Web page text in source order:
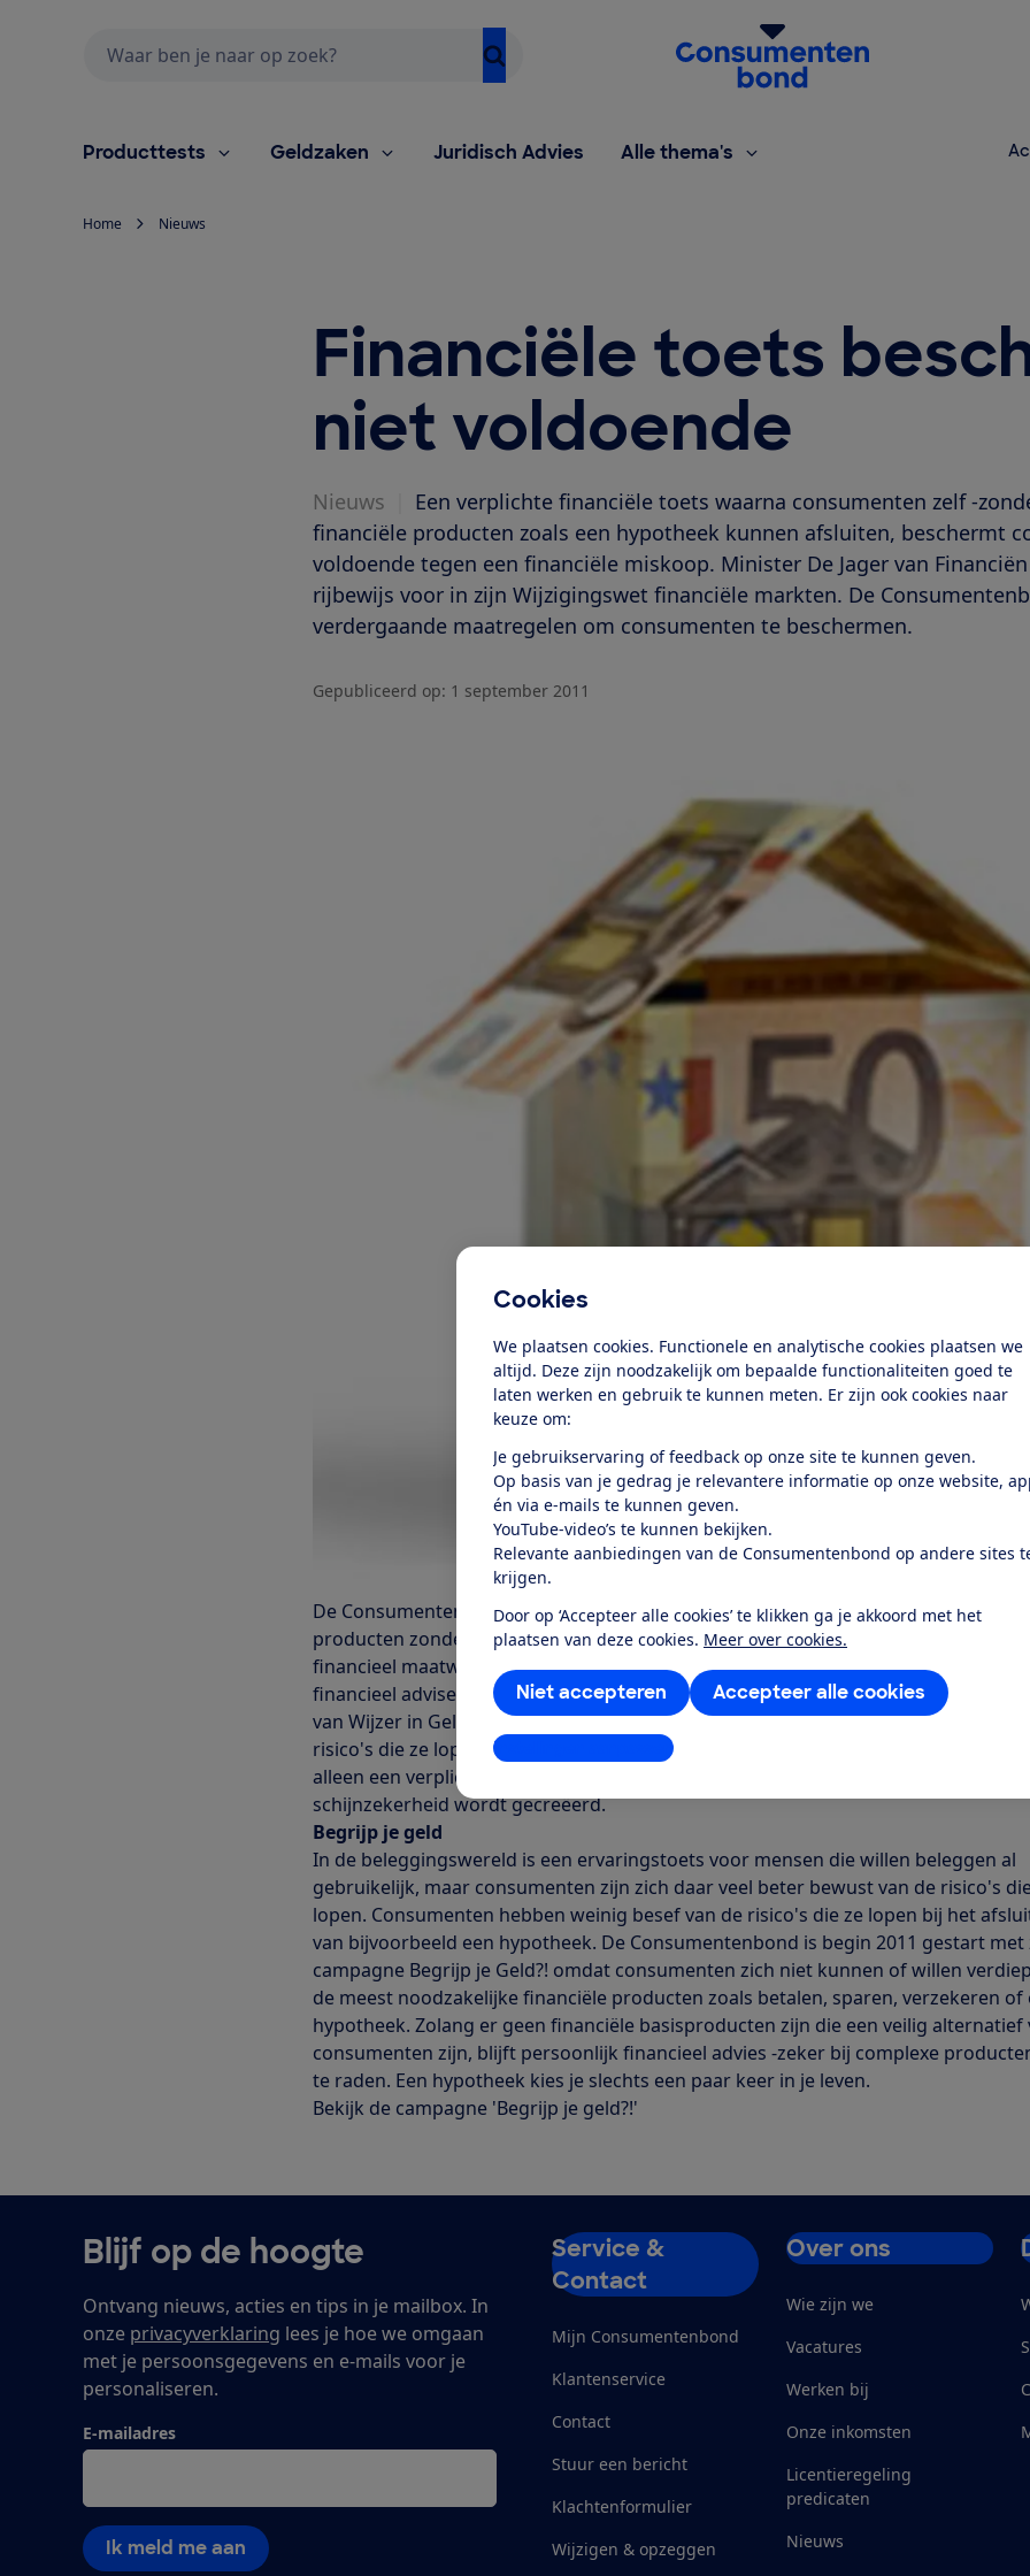
Cookies
We plaatsen cookies. Functionele en analytische cookies plaatsen we
altijd. Deze zijn noodzakelijk om bepaalde functionaliteiten goed te
laten werken en gebruik te kunnen meten. Er zijn ook cookies naar
keuze om:
Je gebruikservaring of feedback op onze site te kunnen geven.
Op basis van je gedrag je relevantere informatie op onze website,
én via e-mails te kunnen geven.
YouTube-video’s te kunnen bekijken.
Relevante aanbiedingen van de Consumentenbond op andere sites
krijgen.
Door op ‘Accepteer alle cookies’ te klikken ga je akkoord met het
plaatsen van deze cookies. Meer over cookies.
Accepteer alle cookies
Niet accepteren
Instellingen aanpassen
Homepage van de Consumentenbond
Producttests Geldzaken Juridisch Advies Alle thema's
Home Nieuws
Financiële toets
niet voldoende
Nieuws
Een verplichte financiële toets waarna consumenten zelf -
financiële producten zoals een hypotheek kunnen afsluiten, beschermt
voldoende tegen een financiële miskoop. Minister De Jager van
rijbewijs voor in zijn Wijzigingswet financiële markten. De
verdergaande maatregelen om consumenten te beschermen.
Gepubliceerd op: 1 september 2011
De Consumentenbond is geen voorstander van de verkoop van complexe
producten zonder advies (execution only-producten). Een hypotheek afsluiten is
financieel maatwerk, zowel bij een adviseur van de bank als bij een onafhankelijk
financieel adviseur. Er hoort een passend advies bij. Uit allerlei onderzoeken,
van Wijzer in Geldzaken, blijkt namelijk dat consumenten weinig besef hebben
risico's die ze lopen bij het afsluiten van complexe financiële producten. Het
alleen een verplichte financiële toets is een halve maatregel waarmee een
schijnzekerheid wordt gecreëerd.
Begrijp je geld
In de beleggingswereld is een ervaringstoets voor mensen die willen beleggen al
gebruikelijk, maar consumenten zijn zich daar veel beter bewust van de risico's
lopen. Consumenten hebben weinig besef van de risico's die ze lopen bij het
van bijvoorbeeld een hypotheek. De Consumentenbond is begin 2011 gestart met
campagne Begrijp je Geld?! omdat consumenten zich niet kunnen of willen
de meest noodzakelijke financiële producten zoals betalen, sparen, verzekeren of
hypotheek. Zolang er geen financiële basisproducten zijn die een veilig alternatief
consumenten zijn, blijft persoonlijk financieel advies -zeker bij complexe
te raden. Een hypotheek kies je slechts een paar keer in je leven.
Bekijk de campagne 'Begrijp je geld?!'
Blijf op de hoogte
Ontvang nieuws, acties en tips in je mailbox. In
onze privacyverklaring lees je hoe we omgaan
met je persoonsgegevens en e-mails voor je
personaliseren.
E-mailadres
Ik meld me aan
Service &
Contact
Mijn Consumentenbond
Klantenservice
Contact
Stuur een bericht
Klachtenformulier
Wijzigen & opzeggen
Over ons
Wie zijn we
Vacatures
Werken bij
Onze inkomsten
Licentieregeling
predicaten
Nieuws